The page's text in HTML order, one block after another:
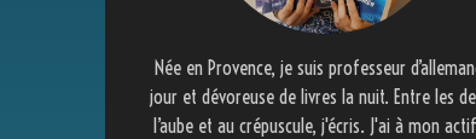
Née en Provence, je suis professeur
jour et dévoreuse de livres la nuit. Entre les
l’aube et au crépuscule, j'écris. J'ai à mon